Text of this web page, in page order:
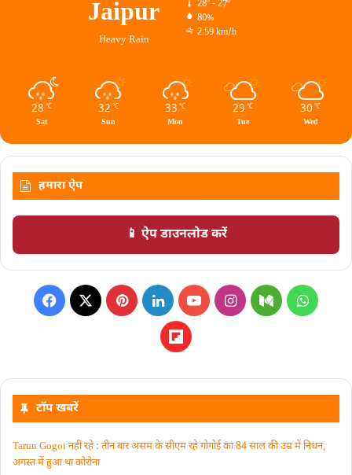
Jaipur
Heavy Rain
28º - 27º
80%
2.59 km/h
28 ℃
Sat
32 ℃
Sun
33 ℃
Mon
29 ℃
Tue
30 ℃
Wed
हमारा ऐप
📱 ऐप डाउनलोड करें
टॉप खबरें
Tarun Gogoi नहीं रहे : तीन बार असम के सीएम रहे गोगोई का 84 साल की उम्र में निधन,
अगस्त में हुआ था कोरोना